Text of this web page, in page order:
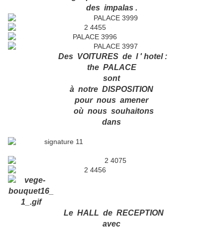
des impalas .
Des VOITURES de l ' hotel :
the PALACE
sont
à notre DISPOSITION
pour nous amener
où nous souhaitons
dans
Le HALL de RECEPTION
avec